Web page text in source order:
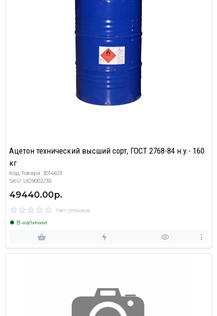
Ацетон технический высший сорт, ГОСТ 2768-84 н.у.- 160
кг
Код Товара: 3014613
SKU: LIG9002/35
49440.00р.
Нет отзывов
В наличии